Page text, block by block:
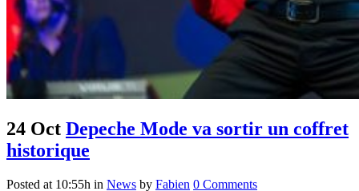
24 Oct Depeche Mode va sortir un coffret
historique
Posted at 10:55h in News by Fabien 0 Comments